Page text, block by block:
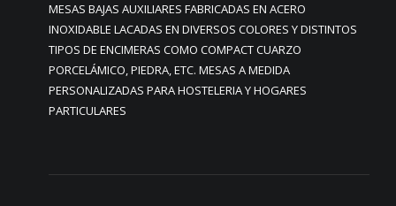
MESAS BAJAS AUXILIARES FABRICADAS EN ACERO
INOXIDABLE LACADAS EN DIVERSOS COLORES Y DISTINTOS
TIPOS DE ENCIMERAS COMO COMPACT CUARZO
PORCELÁMICO, PIEDRA, ETC. MESAS A MEDIDA
PERSONALIZADAS PARA HOSTELERIA Y HOGARES
PARTICULARES